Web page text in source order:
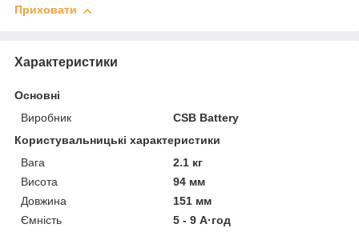
Приховати
Характеристики
Основні
Виробник
CSB Battery
Користувальницькі характеристики
Вага
2.1 кг
Висота
94 мм
Довжина
151 мм
Ємність
5 - 9 А·год